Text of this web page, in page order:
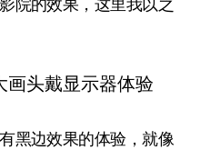
黑边效果的体验，就像